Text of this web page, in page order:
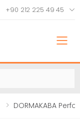
+90 212 225 49 45
DORMAKABA